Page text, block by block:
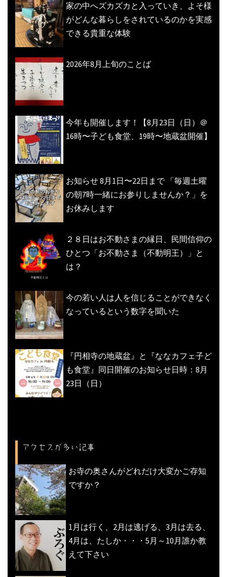
家の中へズカズカと入っていき、よそ様
がどんな暮らしをされているのかを実感
できる貴重な体験
2026年8月上旬のことば
今年も開催します！【8月23日（日）＠
16時〜子ども食堂、19時〜地蔵盆開催】
お知らせ 8月1日〜22日まで 「毎週土曜
の朝7時一緒にお参りしませんか？」を
お休みします
２８日はお不動さまの縁日、民間信仰の
ひとつ「お不動さま（不動明王）」と
は？
今の若い人は人を信じることができなく
なっているという数字を聞いた
『円相寺の地蔵盆』と『ななカフェ子ど
も食堂』同日開催のお知らせ日時：8月
23日（日）
アクセスが多い記事
お寺の奥さんがどれだけ大変かご存知
ですか？
1月は行く、2月は逃げる、3月は去る、
4月は、たしか・・・5月～10月誰か教
えて下さい